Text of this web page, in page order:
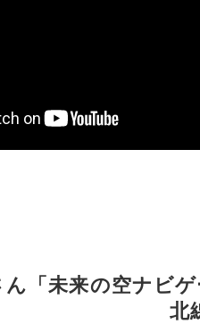
ん「未来の空ナビ
北